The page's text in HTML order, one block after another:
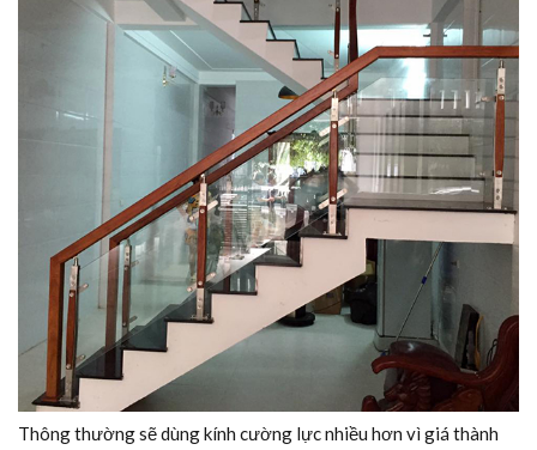
Thông thường sẽ dùng kính cường lực nhiều hơn vì giá thành